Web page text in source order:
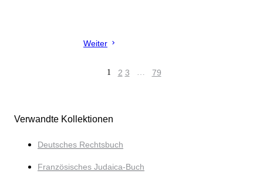
Weiter
1 2 3 … 79
Verwandte Kollektionen
Deutsches Rechtsbuch
Französisches Judaica-Buch